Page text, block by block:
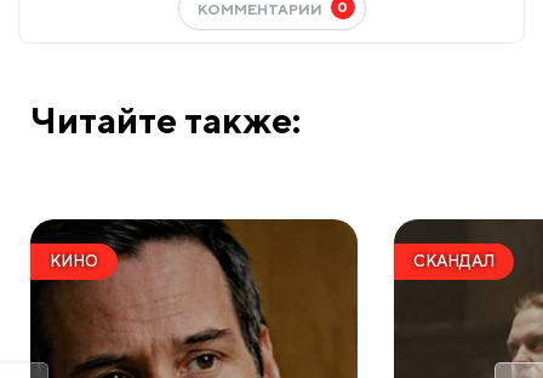
КОММЕНТАРИИ 0
Читайте также:
КИНО СКАНДАЛ